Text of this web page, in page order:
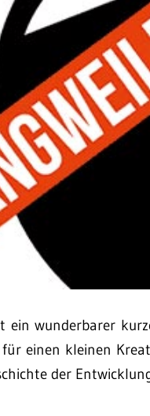
ein wunderbarer
einen kleinen
der